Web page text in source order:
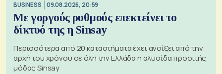
BUSINESS 09.08.2026, 20:59
Με γοργούς ρυθμούς επεκτείνει το
δίκτυό της η Sinsay
Περισσότερα από 20 καταστήματα έχει ανοίξει από την
αρχή του χρόνου σε όλη την Ελλάδα η αλυσίδα προσιτής
μόδας Sinsay